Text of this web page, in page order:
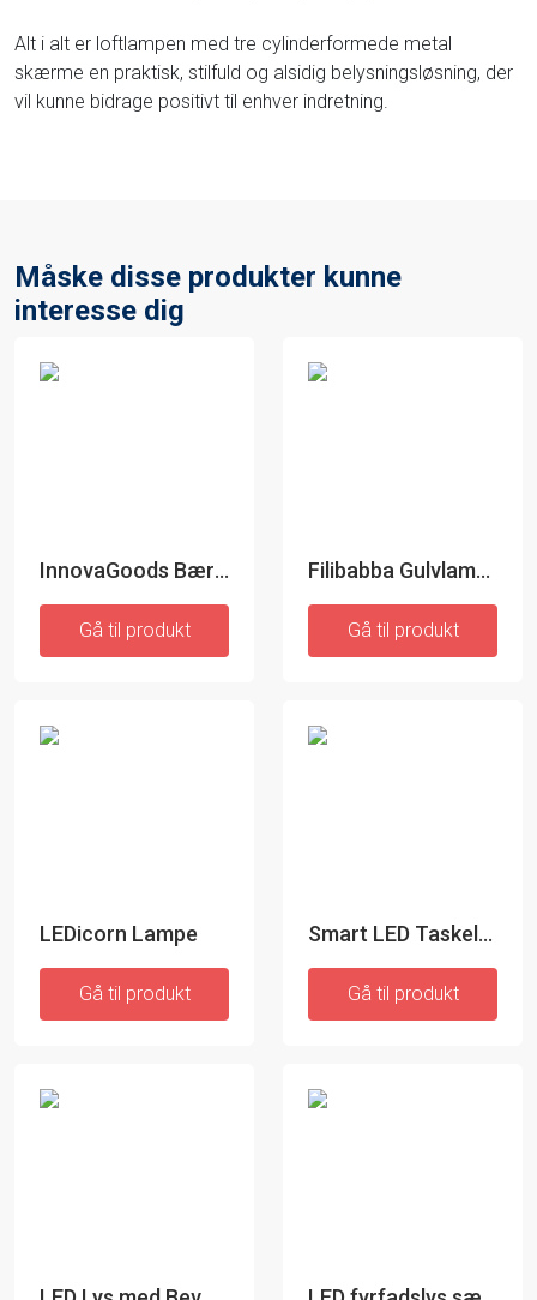
Alt i alt er loftlampen med tre cylinderformede metal
skærme en praktisk, stilfuld og alsidig belysningsløsning, der
vil kunne bidrage positivt til enhver indretning.
Måske disse produkter kunne
interesse dig
InnovaGoods Bærbar LED-pære
Gå til produkt
Filibabba Gulvlampe LED - hvalen Christian
Gå til produkt
LEDicorn Lampe
Gå til produkt
Smart LED Taskelys
Gå til produkt